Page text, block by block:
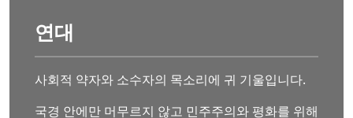
연대
사회적 약자와 소수자의 목소리에 귀 기울입니다.
국경 안에만 머무르지 않고 민주주의와 평화를 위해